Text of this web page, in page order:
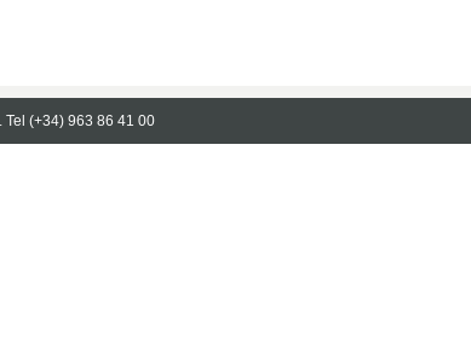
(+34) 963 86 41 00